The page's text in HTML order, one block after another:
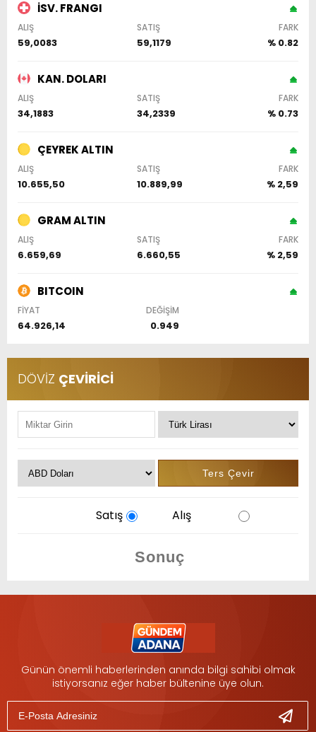
İSV. FRANGI
ALIŞ SATIŞ FARK
59,0083 59,1179 % 0.82
KAN. DOLARI
ALIŞ SATIŞ FARK
34,1883 34,2339 % 0.73
ÇEYREK ALTIN
ALIŞ SATIŞ FARK
10.655,50 10.889,99 % 2,59
GRAM ALTIN
ALIŞ SATIŞ FARK
6.659,69 6.660,55 % 2,59
BITCOIN
FİYAT DEĞİŞİM
64.926,14 0.949
DÖVİZ ÇEVİRİCİ
Satış Alış
Günün önemli haberlerinden anında bilgi sahibi olmak
istiyorsanız eğer haber bültenine üye olun.